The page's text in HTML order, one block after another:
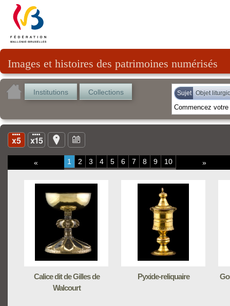
Images et histoires des patrimoines numérisés
Institutions Collections Sujet Objet
« 1 2 3 4 5 6 7 8 9 10 »
Calice dit de Gilles de
Walcourt
Pyxide-reliquaire